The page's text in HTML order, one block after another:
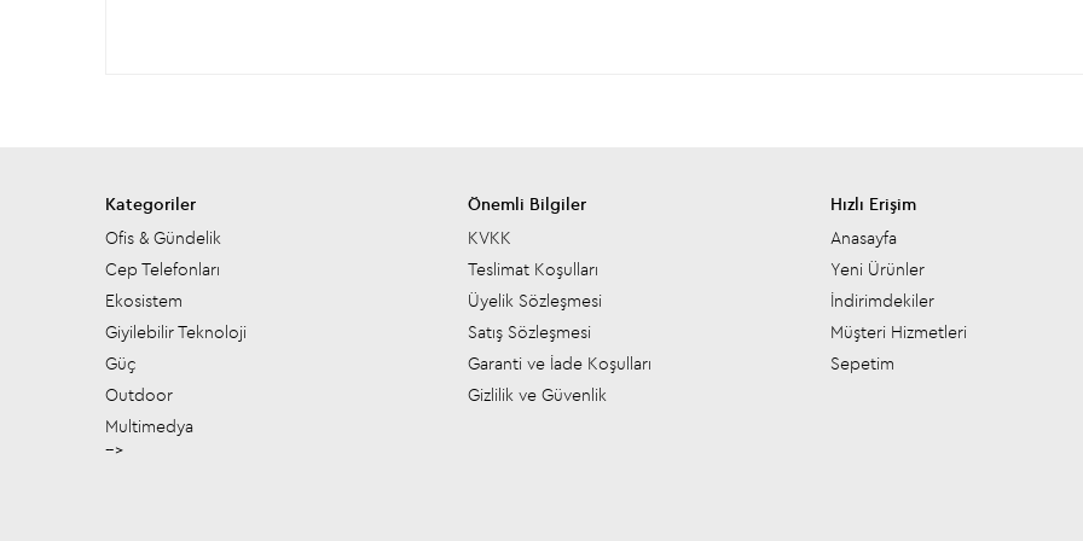
Kategoriler
Ofis & Gündelik
Cep Telefonları
Ekosistem
Giyilebilir Teknoloji
Güç
Outdoor
Multimedya
Önemli Bilgiler
KVKK
Teslimat Koşulları
Üyelik Sözleşmesi
Satış Sözleşmesi
Garanti ve İade Koşulları
Gizlilik ve Güvenlik
Hızlı Erişim
Anasayfa
Yeni Ürünler
İndirimdekiler
Müşteri Hizmetleri
Sepetim
-->